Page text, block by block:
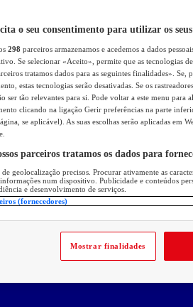
o seu consentimento para utilizar os
298 parceiros armazenamos e acedemos a dados
Se selecionar «Aceito», permite que as tecnologias
tratamos dados para as seguintes finalidades».
estas tecnologias serão desativadas. Se os
ser tão relevantes para si. Pode voltar a este menu para
clicando na ligação Gerir preferências na parte
se aplicável). As suas escolhas serão aplicadas em
parceiros tratamos os dados para
geolocalização precisos. Procurar ativamente as
num dispositivo. Publicidade e conteúdos
e desenvolvimento de serviços.
(fornecedores)
Mostrar finalidades